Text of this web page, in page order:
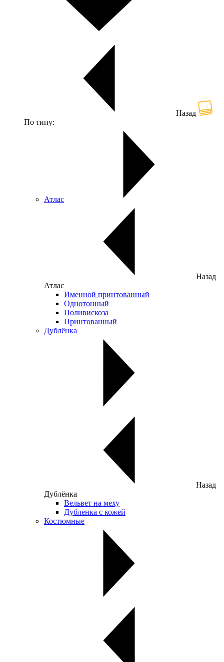
Назад
По типу:
Атлас
Назад
Атлас
Именной принтованный
Однотонный
Поливискоза
Принтованный
Дублёнка
Назад
Дублёнка
Вельвет на меху
Дубленка с кожей
Костюмные